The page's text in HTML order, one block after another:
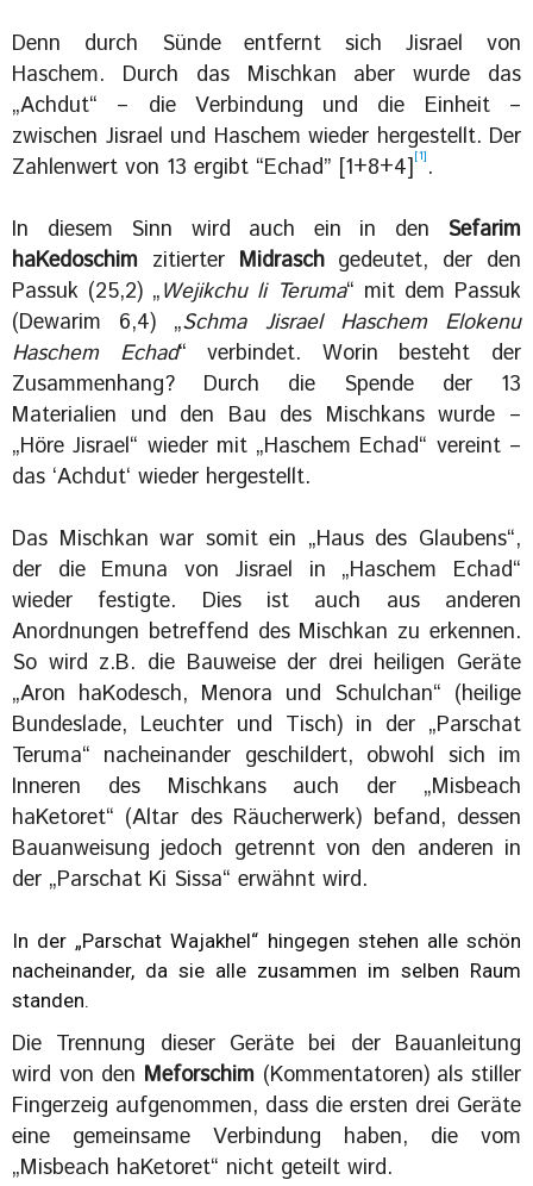
Denn durch Sünde entfernt sich Jisrael von
Haschem. Durch das Mischkan aber wurde das
„Achdut“ – die Verbindung und die Einheit –
zwischen Jisrael und Haschem wieder hergestellt. Der
Zahlenwert von 13 ergibt “Echad” [1+8+4] [1] .
In diesem Sinn wird auch ein in den Sefarim
haKedoschim zitierter Midraschgedeutet, der den
Passuk (25,2) „Wejikchu li Teruma“ mit dem Passuk
(Dewarim 6,4) „Schma Jisrael Haschem Elokenu
Haschem Echad“ verbindet. Worin besteht der
Zusammenhang? Durch die Spende der 13
Materialien und den Bau des Mischkans wurde –
„Höre Jisrael“ wieder mit „Haschem Echad“ vereint –
das ‘Achdut‘ wieder hergestellt.
Das Mischkan war somit ein „Haus des Glaubens“,
der die Emuna von Jisrael in „Haschem Echad“
wieder festigte. Dies ist auch aus anderen
Anordnungen betreffend des Mischkan zu erkennen.
So wird z.B. die Bauweise der drei heiligen Geräte
„Aron haKodesch, Menora und Schulchan“ (heilige
Bundeslade, Leuchter und Tisch) in der „Parschat
Teruma“ nacheinander geschildert, obwohl sich im
Inneren des Mischkans auch der „Misbeach
haKetoret“ (Altar des Räucherwerk) befand, dessen
Bauanweisung jedoch getrennt von den anderen in
der „Parschat Ki Sissa“ erwähnt wird.
In der „Parschat Wajakhel“ hingegen stehen alle schön
nacheinander, da sie alle zusammen im selben Raum
standen.
Die Trennung dieser Geräte bei der Bauanleitung
wird von den Meforschim (Kommentatoren) als stiller
Fingerzeig aufgenommen, dass die ersten drei Geräte
eine gemeinsame Verbindung haben, die vom
„Misbeach haKetoret“ nicht geteilt wird.